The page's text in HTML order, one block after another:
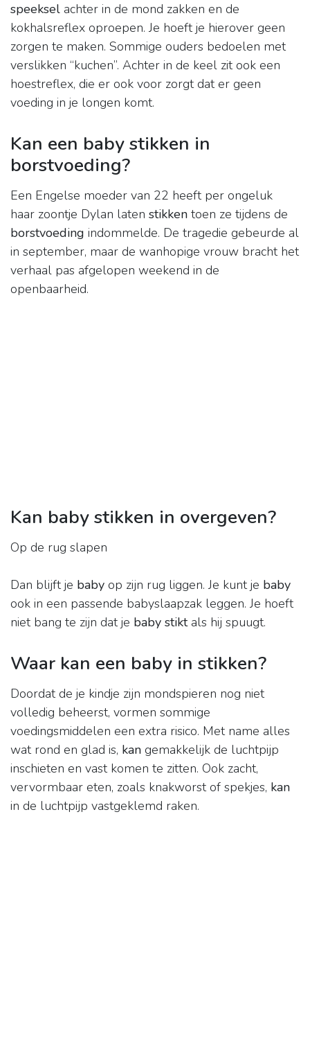
speeksel achter in de mond zakken en de
kokhalsreflex oproepen. Je hoeft je hierover geen
zorgen te maken. Sommige ouders bedoelen met
verslikken “kuchen”. Achter in de keel zit ook een
hoestreflex, die er ook voor zorgt dat er geen
voeding in je longen komt.
Kan een baby stikken in
borstvoeding?
Een Engelse moeder van 22 heeft per ongeluk
haar zoontje Dylan laten stikken toen ze tijdens de
borstvoeding indommelde. De tragedie gebeurde al
in september, maar de wanhopige vrouw bracht het
verhaal pas afgelopen weekend in de
openbaarheid.
Kan baby stikken in overgeven?
Op de rug slapen
Dan blijft je baby op zijn rug liggen. Je kunt je baby
ook in een passende babyslaapzak leggen. Je hoeft
niet bang te zijn dat je baby stiktals hij spuugt.
Waar kan een baby in stikken?
Doordat de je kindje zijn mondspieren nog niet
volledig beheerst, vormen sommige
voedingsmiddelen een extra risico. Met name alles
wat rond en glad is, kan gemakkelijk de luchtpijp
inschieten en vast komen te zitten. Ook zacht,
vervormbaar eten, zoals knakworst of spekjes, kan
in de luchtpijp vastgeklemd raken.